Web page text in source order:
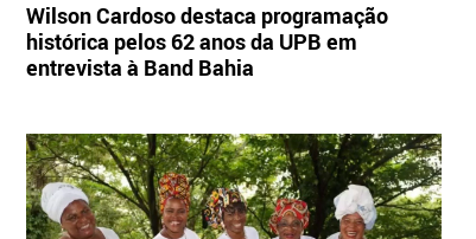
Wilson Cardoso destaca programação
histórica pelos 62 anos da UPB em
entrevista à Band Bahia